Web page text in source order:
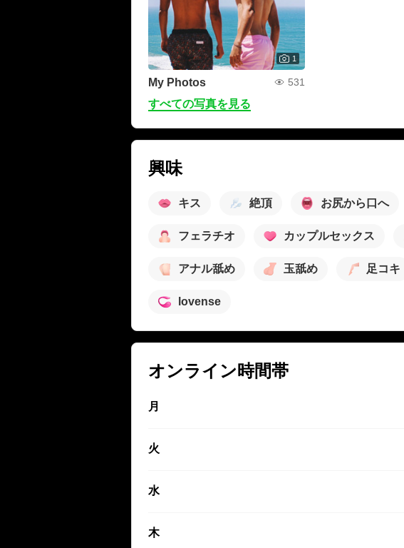
1
My Photos 531
すべての写真を見る
興味
キス 絶頂 お尻から口へ
フェラチオ カップルセックス
アナル舐め 玉舐め 足コキ
lovense
オンライン時間帯
月
火
水
木